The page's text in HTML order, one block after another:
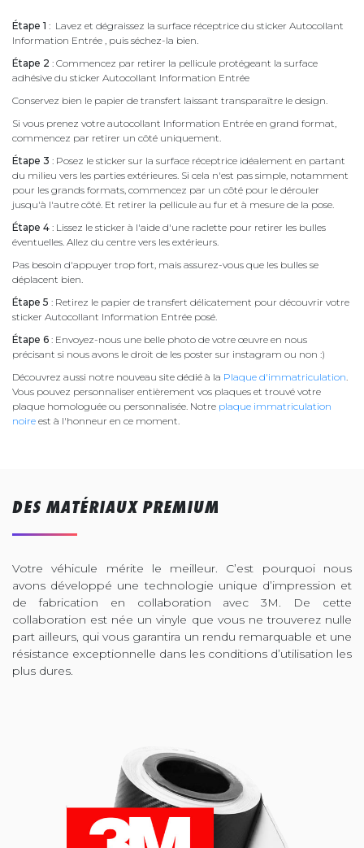
Étape 1 : Lavez et dégraissez la surface réceptrice du sticker Autocollant
Information Entrée , puis séchez-la bien.
Étape 2 : Commencez par retirer la pellicule protégeant la surface
adhésive du sticker Autocollant Information Entrée
Conservez bien le papier de transfert laissant transparaître le design.
Si vous prenez votre autocollant Information Entrée en grand format,
commencez par retirer un côté uniquement.
Étape 3 : Posez le sticker sur la surface réceptrice idéalement en partant
du milieu vers les parties extérieures. Si cela n'est pas simple, notamment
pour les grands formats, commencez par un côté pour le dérouler
jusqu'à l'autre côté. Et retirer la pellicule au fur et à mesure de la pose.
Étape 4 : Lissez le sticker à l'aide d'une raclette pour retirer les bulles
éventuelles. Allez du centre vers les extérieurs.
Pas besoin d'appuyer trop fort, mais assurez-vous que les bulles se
déplacent bien.
Étape 5 : Retirez le papier de transfert délicatement pour découvrir votre
sticker Autocollant Information Entrée posé.
Étape 6 : Envoyez-nous une belle photo de votre œuvre en nous
précisant si nous avons le droit de les poster sur instagram ou non :)
Découvrez aussi notre nouveau site dédié à la Plaque d'immatriculation.
Vous pouvez personnaliser entièrement vos plaques et trouvé votre
plaque homologuée ou personnalisée. Notre plaque immatriculation
noire est à l'honneur en ce moment.
DES MATÉRIAUX PREMIUM
Votre véhicule mérite le meilleur. C’est pourquoi nous
avons développé une technologie unique d’impression et
de fabrication en collaboration avec 3M. De cette
collaboration est née un vinyle que vous ne trouverez nulle
part ailleurs, qui vous garantira un rendu remarquable et une
résistance exceptionnelle dans les conditions d’utilisation les
plus dures.